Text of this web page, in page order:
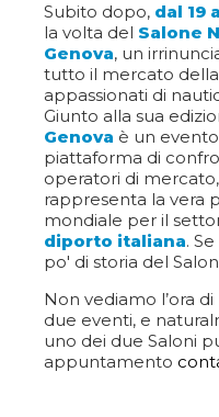
Subito dopo, dal 19
la volta del Salone
Genova, un
tutto il mercato
appassionati di
Giunto alla sua
Genova è un
piattaforma di
operatori di
rappresenta la vera
mondiale per il
diporto italiana.
po' di storia del
Non vediamo l’ora
due eventi, e
uno dei due Saloni
appuntamento